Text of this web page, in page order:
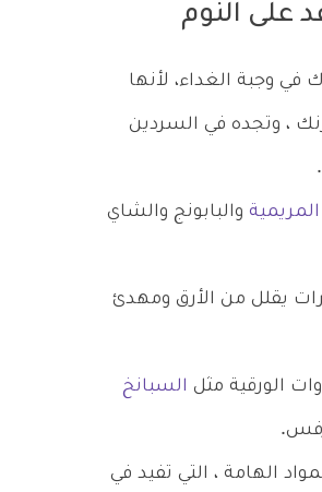
على النوم
في وجبة الغداء، لأنها
، وتجده في السردين
المريمية والبابونج والشاي
يقلل من الأرق ومهدئ
الورقية مثل السبانخ
الهامة ، التي تفيد في